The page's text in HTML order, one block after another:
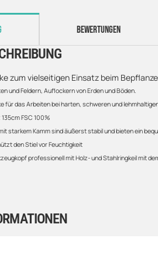
anzeigen
BEWERTUNGEN
zum vielseitigen Einsatz beim
und Feldern, Auflockern von Erden und Böden.
für das Arbeiten bei harten, schweren und
FSC 100%
starkem Kamm sind äußerst stabil und bieten ein
den Stiel vor Feuchtigkeit
professionell mit Holz- und Stahlringkeil mit